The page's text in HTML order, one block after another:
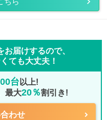
届けするので、
ても大丈夫！
台 以上!
最大20％割引き!
わせ